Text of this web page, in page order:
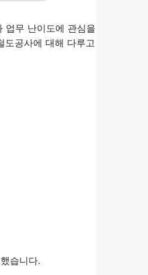
업무 난이도에 관심을
도공사에 대해 다루고
습니다.